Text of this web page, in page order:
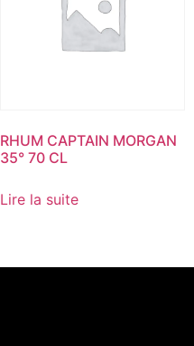
RHUM CAPTAIN MORGAN
35° 70 CL
Lire la suite